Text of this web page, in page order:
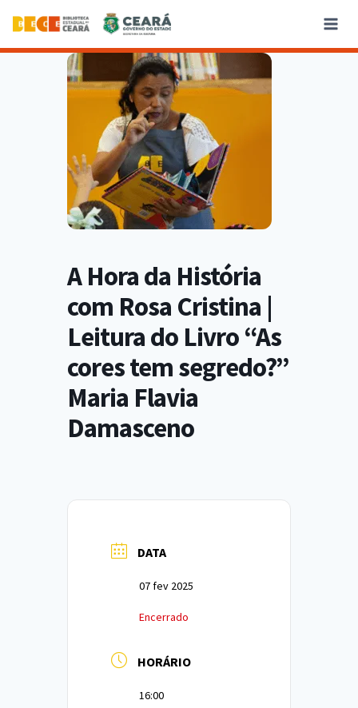
A Hora da História
com Rosa Cristina |
Leitura do Livro “As
cores tem segredo?”
Maria Flavia
Damasceno
DATA
07 fev 2025
Encerrado
HORÁRIO
16:00